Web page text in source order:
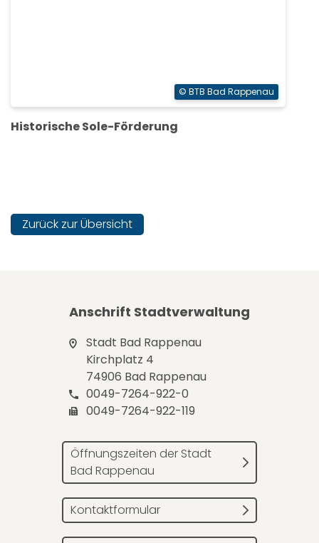
© BTB Bad Rappenau
Historische Sole-Förderung
Zurück zur Übersicht
Anschrift Stadtverwaltung
Stadt Bad Rappenau
Kirchplatz 4
74906 Bad Rappenau
0049-7264-922-0
0049-7264-922-119
Öffnungszeiten der Stadt
Bad Rappenau
Kontaktformular